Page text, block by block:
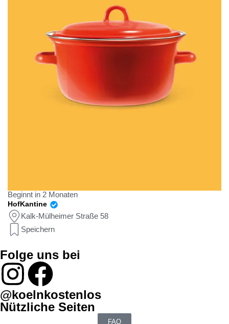
Beginnt in 2 Monaten
HofKantine
Kalk-Mülheimer Straße 58
Speichern
Folge uns bei
@koelnkostenlos
Nützliche Seiten
FAQ